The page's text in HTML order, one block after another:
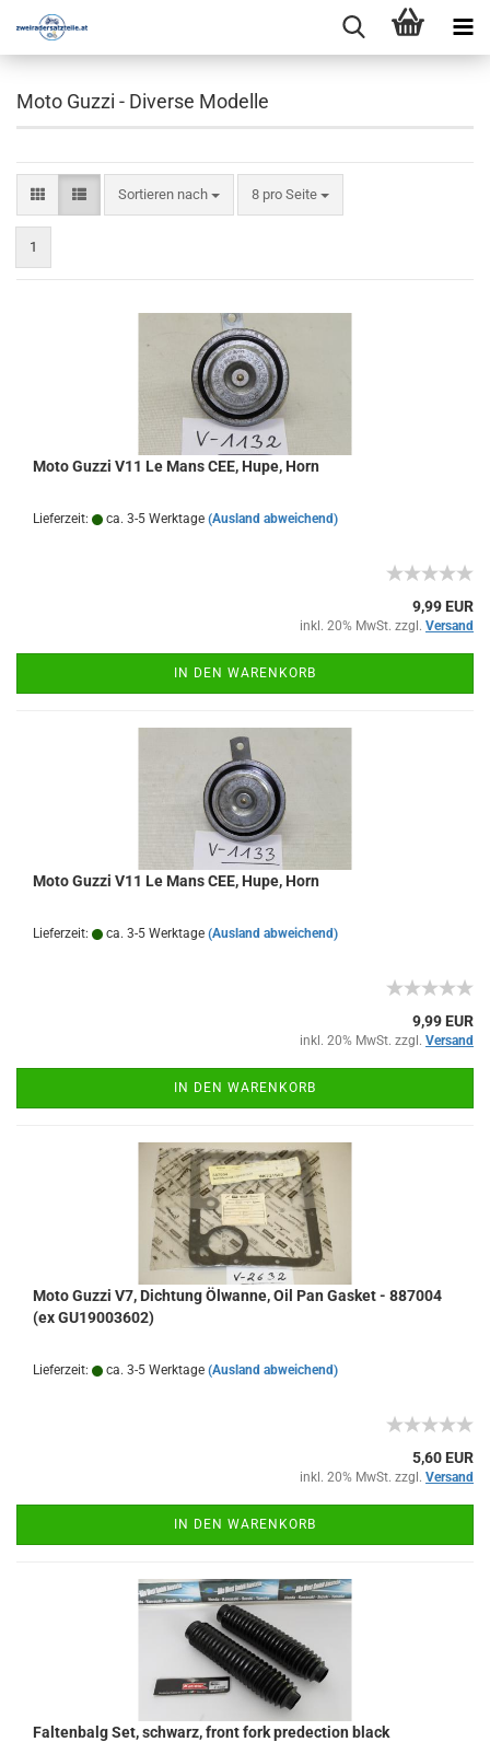
Moto Guzzi - Diverse Modelle
Sortieren nach
Sortieren nach 8 pro Seite
pro Seite
1
Moto Guzzi V11 Le Mans CEE, Hupe, Horn
Lieferzeit: ca. 3-5 Werktage (Ausland abweichend)
9,99 EUR
inkl. 20% MwSt. zzgl. Versand
IN DEN WARENKORB
Moto Guzzi V11 Le Mans CEE, Hupe, Horn
Lieferzeit: ca. 3-5 Werktage (Ausland abweichend)
9,99 EUR
inkl. 20% MwSt. zzgl. Versand
IN DEN WARENKORB
Moto Guzzi V7, Dichtung Ölwanne, Oil Pan Gasket - 887004
(ex GU19003602)
Lieferzeit: ca. 3-5 Werktage (Ausland abweichend)
5,60 EUR
inkl. 20% MwSt. zzgl. Versand
IN DEN WARENKORB
Faltenbalg Set, schwarz, front fork predection black